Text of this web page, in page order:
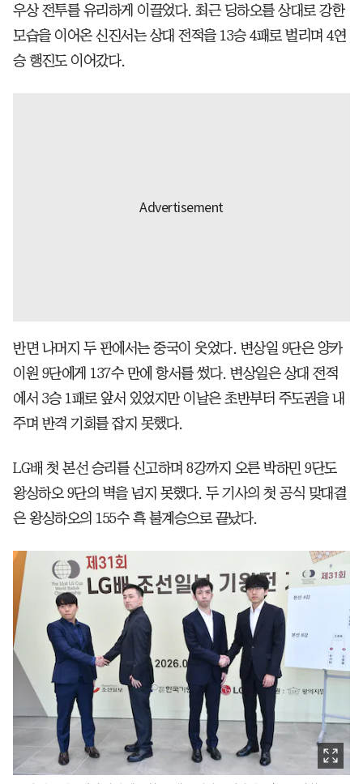
우상 전투를 유리하게 이끌었다. 최근 딩하오를 상대로 강한
모습을 이어온 신진서는 상대 전적을 13승 4패로 벌리며 4연
승 행진도 이어갔다.
반면 나머지 두 판에서는 중국이 웃었다. 변상일 9단은 양카
이원 9단에게 137수 만에 항서를 썼다. 변상일은 상대 전적
에서 3승 1패로 앞서 있었지만 이날은 초반부터 주도권을 내
주며 반격 기회를 잡지 못했다.
LG배 첫 본선 승리를 신고하며 8강까지 오른 박하민 9단도
왕싱하오 9단의 벽을 넘지 못했다. 두 기사의 첫 공식 맞대결
은 왕싱하오의 155수 흑 불계승으로 끝났다.